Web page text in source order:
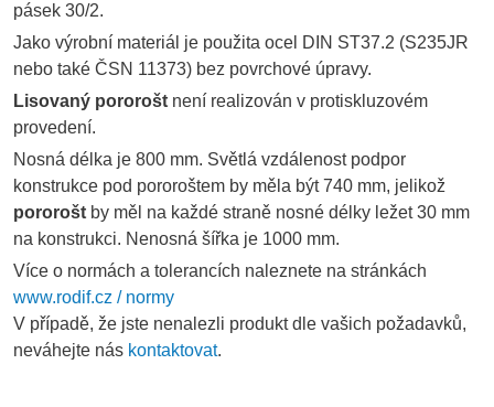
pásek 30/2.
Jako výrobní materiál je použita ocel DIN ST37.2 (S235JR
nebo také ČSN 11373) bez povrchové úpravy.
Lisovaný pororošt není realizován v protiskluzovém
provedení.
Nosná délka je 800 mm. Světlá vzdálenost podpor
konstrukce pod pororoštem by měla být 740 mm, jelikož
pororošt by měl na každé straně nosné délky ležet 30 mm
na konstrukci. Nenosná šířka je 1000 mm.
Více o normách a tolerancích naleznete na stránkách
www.rodif.cz / normy
V případě, že jste nenalezli produkt dle vašich požadavků,
neváhejte nás kontaktovat.